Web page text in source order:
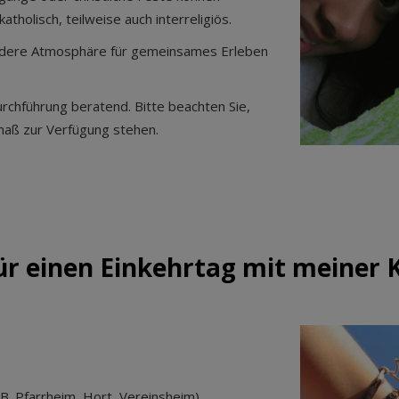
teilweise auch interreligiös.
Atmosphäre für gemeinsames Erleben
beratend. Bitte beachten Sie,
zur Verfügung stehen.
einen Einkehrtag mit meiner